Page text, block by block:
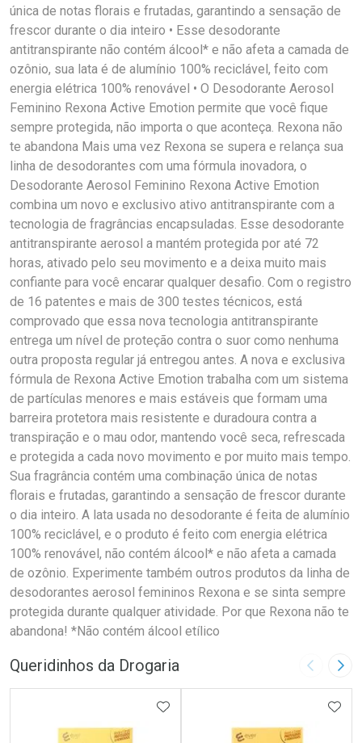
única de notas florais e frutadas, garantindo a sensação de
frescor durante o dia inteiro • Esse desodorante
antitranspirante não contém álcool* e não afeta a camada de
ozônio, sua lata é de alumínio 100% reciclável, feito com
energia elétrica 100% renovável • O Desodorante Aerosol
Feminino Rexona Active Emotion permite que você fique
sempre protegida, não importa o que aconteça. Rexona não
te abandona Mais uma vez Rexona se supera e relança sua
linha de desodorantes com uma fórmula inovadora, o
Desodorante Aerosol Feminino Rexona Active Emotion
combina um novo e exclusivo ativo antitranspirante com a
tecnologia de fragrâncias encapsuladas. Esse desodorante
antitranspirante aerosol a mantém protegida por até 72
horas, ativado pelo seu movimento e a deixa muito mais
confiante para você encarar qualquer desafio. Com o registro
de 16 patentes e mais de 300 testes técnicos, está
comprovado que essa nova tecnologia antitranspirante
entrega um nível de proteção contra o suor como nenhuma
outra proposta regular já entregou antes. A nova e exclusiva
fórmula de Rexona Active Emotion trabalha com um sistema
de partículas menores e mais estáveis que formam uma
barreira protetora mais resistente e duradoura contra a
transpiração e o mau odor, mantendo você seca, refrescada
e protegida a cada novo movimento e por muito mais tempo.
Sua fragrância contém uma combinação única de notas
florais e frutadas, garantindo a sensação de frescor durante
o dia inteiro. A lata usada no desodorante é feita de alumínio
100% reciclável, e o produto é feito com energia elétrica
100% renovável, não contém álcool* e não afeta a camada
de ozônio. Experimente também outros produtos da linha de
desodorantes aerosol femininos Rexona e se sinta sempre
protegida durante qualquer atividade. Por que Rexona não te
abandona! *Não contém álcool etílico
Queridinhos da Drogaria Imagem
ADICIONAR AOS FAVORITOS